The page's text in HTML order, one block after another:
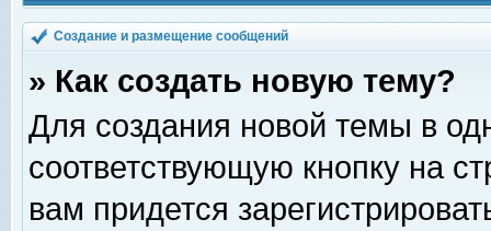
Создание и размещение сообщений
» Как создать новую тему?
Для создания новой темы в
соответствующую кнопку на
вам придется